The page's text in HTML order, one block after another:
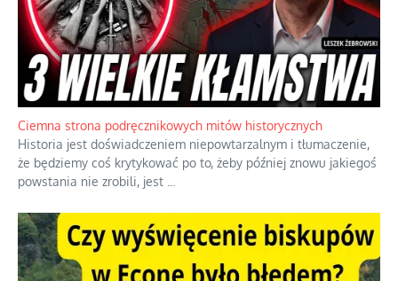
Szlachetna duma z historycznego braku rozsądku
Jednym z dziedzictw polskiej kontrreformacji jest skłonność do
oceniania wszystkiego w kategoriach moralnych, w tym
również polityki międzynarodowej, a...